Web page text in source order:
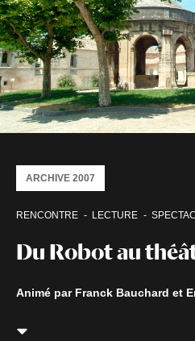
Du Robot au
RENCONTRE LECTURE
ARCHIVE 2007
Animé par Franck Bauchard et